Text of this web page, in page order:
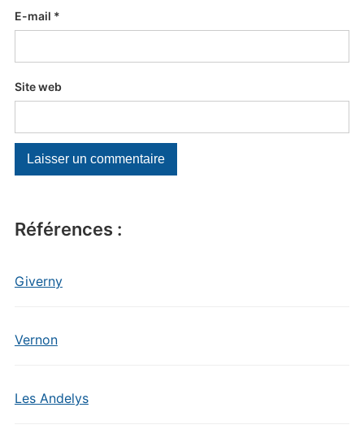
Références :
Giverny
Vernon
Les Andelys
E-mail *
Site web